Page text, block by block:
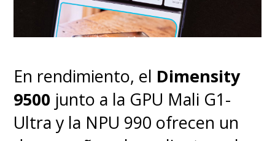
también adquiere un peso
dramático mayor y se ve
Junto con ello, DeBlois
entiende las fortalezas
En rendimiento, el Dimensity
9500 junto a la GPU Mali G1-
Ultra y la NPU 990 ofrecen un